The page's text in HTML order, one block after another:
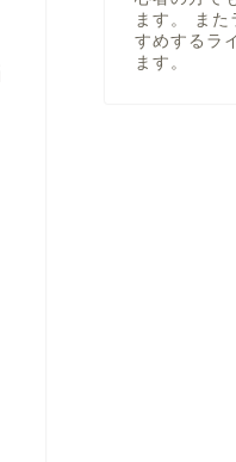
ます。 また
すめするラ
ます。